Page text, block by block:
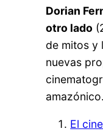
Dorian
otro lado
de mitos y
nuevas
amazónico.
El